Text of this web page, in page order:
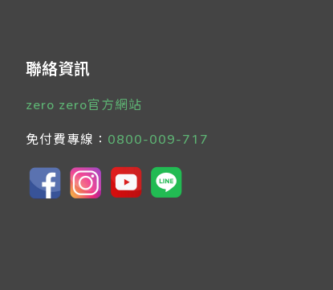
聯絡資訊
zero zero官方網站
免付費專線： 0800-009-717